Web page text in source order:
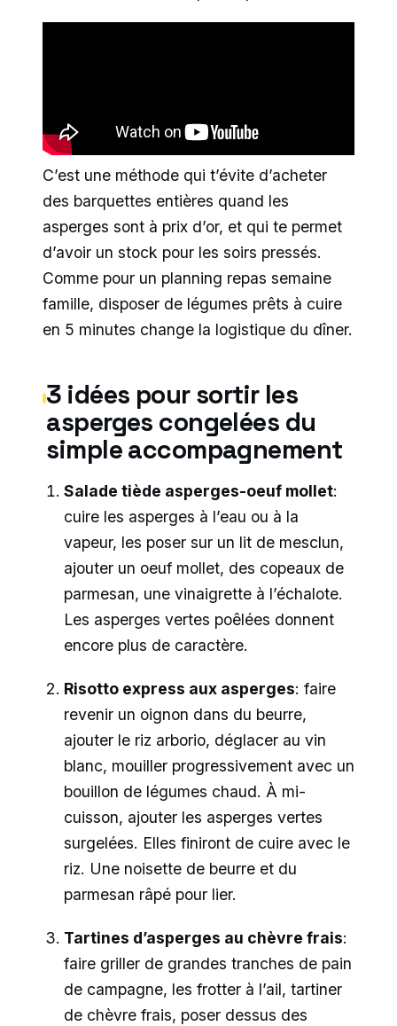
C’est une méthode qui t’évite d’acheter
des barquettes entières quand les
asperges sont à prix d’or, et qui te permet
d’avoir un stock pour les soirs pressés.
Comme pour un planning repas semaine
famille, disposer de légumes prêts à cuire
en 5 minutes change la logistique du dîner.
3 idées pour sortir les
asperges congelées du
simple accompagnement
Salade tiède asperges-oeuf mollet:
cuire les asperges à l’eau ou à la
vapeur, les poser sur un lit de mesclun,
ajouter un oeuf mollet, des copeaux de
parmesan, une vinaigrette à l’échalote.
Les asperges vertes poêlées donnent
encore plus de caractère.
Risotto express aux asperges: faire
revenir un oignon dans du beurre,
ajouter le riz arborio, déglacer au vin
blanc, mouiller progressivement avec un
bouillon de légumes chaud. À mi-
cuisson, ajouter les asperges vertes
surgelées. Elles finiront de cuire avec le
riz. Une noisette de beurre et du
parmesan râpé pour lier.
Tartines d’asperges au chèvre frais:
faire griller de grandes tranches de pain
de campagne, les frotter à l’ail, tartiner
de chèvre frais, poser dessus des